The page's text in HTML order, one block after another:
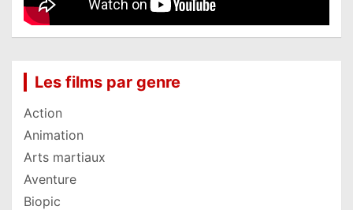
Les films par genre
Action
Animation
Arts martiaux
Aventure
Biopic